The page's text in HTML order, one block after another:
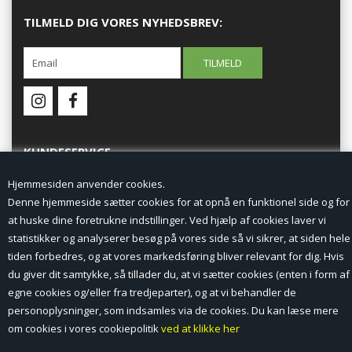
Hjemmesiden anvender cookies.
Denne hjemmeside sætter cookies for at opnå en funktionel side og for
at huske dine foretrukne indstillinger. Ved hjælp af cookies laver vi
statistikker og analyserer besøg på vores side så vi sikrer, at siden hele
tiden forbedres, og at vores markedsføring bliver relevant for dig. Hvis
du giver dit samtykke, så tillader du, at vi sætter cookies (enten i form af
egne cookies og/eller fra tredjeparter), og at vi behandler de
personoplysninger, som indsamles via de cookies. Du kan læse mere
om cookies i vores cookiepolitikved at klikke her
TILMELD DIG VORES NYHEDSBREV:
KUNDESERVICE
Forside
Min Konto
Nyheder
Vilkår og betingelser
Profil